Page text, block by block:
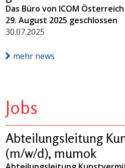
Das Büro von ICOM
29. August 2025 geschlossen
30.07.2025
mehr news
Jobs
Abteilungsleitung
(m/w/d), mumok